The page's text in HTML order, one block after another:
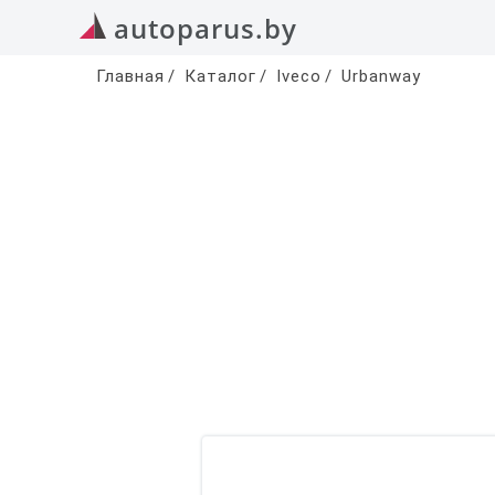
autoparus.by
Главная / Каталог / Iveco / Urbanway